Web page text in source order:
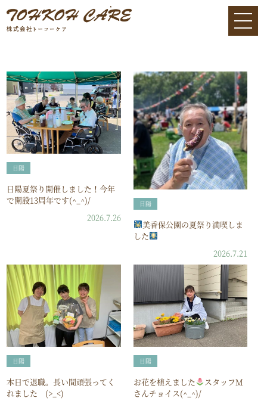
日陽
日陽夏祭り開催しました！今年
で開設13周年です(^_^)/
2026.7.26
日陽
美香保公園の夏祭り満喫しま
した
2026.7.21
日陽
本日で退職。長い間頑張ってく
れました (>_<)
日陽
お花を植えました
スタッフM
さんチョイス(^_^)/